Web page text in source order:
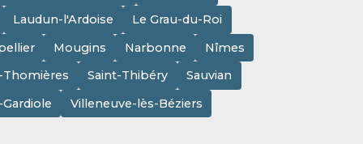
Laudun-l'Ardoise
Le Grau-du-Roi
Mougins Narbonne
Nîmes
Thomières Saint-Thibéry
Sauvian
Villeneuve-lès-Béziers